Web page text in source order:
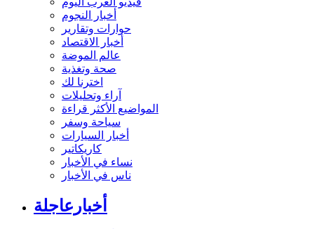
أخبار النجوم
حوارات وتقارير
أخبار الاقتصاد
عالم الموضة
صحة وتغذية
اخترنا لك
آراء وتحليلات
المواضيع الأكثر قراءة
سياحة وسفر
أخبار السيارات
كاريكاتير
نساء في الأخبار
ناس في الأخبار
أخبارعاجلة